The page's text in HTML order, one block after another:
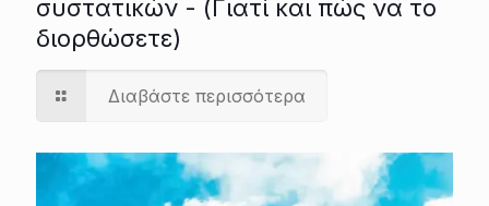
συστατικών - (Γιατί και πώς να το
διορθώσετε)
Διαβάστε περισσότερα